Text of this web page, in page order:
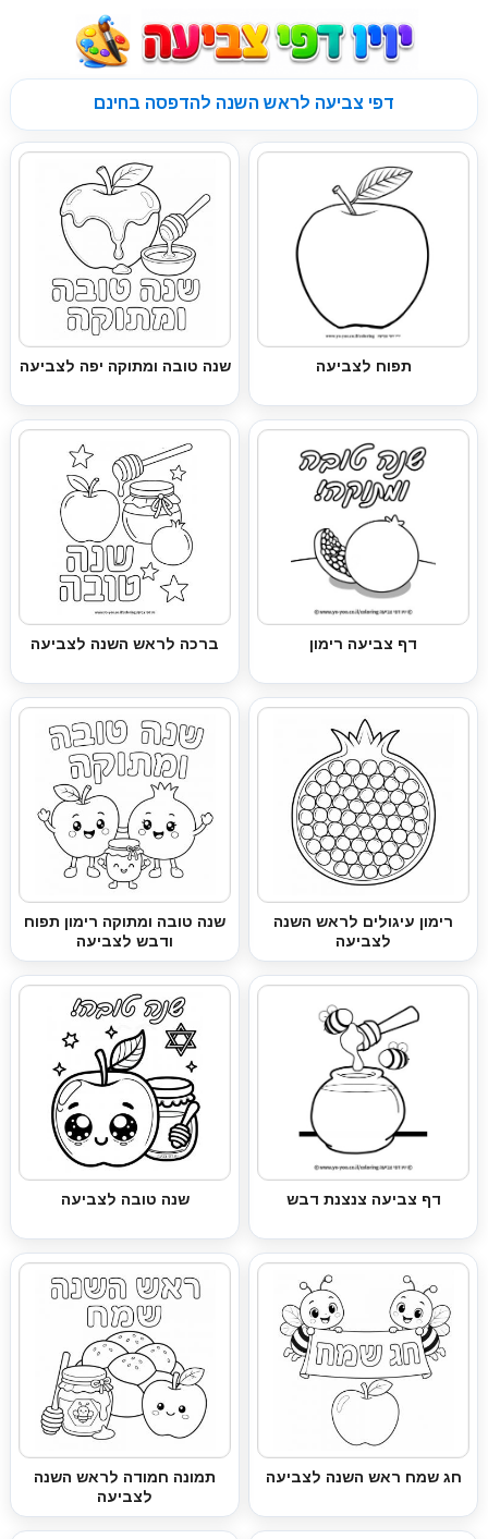
דפי צביעה לראש השנה להדפסה בחינם
תפוח לצביעה שנה טובה ומתוקה יפה לצביעה
דף צביעה רימון ברכה לראש השנה לצביעה
רימון עיגולים לראש השנה
לצביעה
שנה טובה ומתוקה רימון תפוח
ודבש לצביעה
דף צביעה צנצנת דבש שנה טובה לצביעה
חג שמח ראש השנה לצביעה
תמונה חמודה לראש השנה
לצביעה